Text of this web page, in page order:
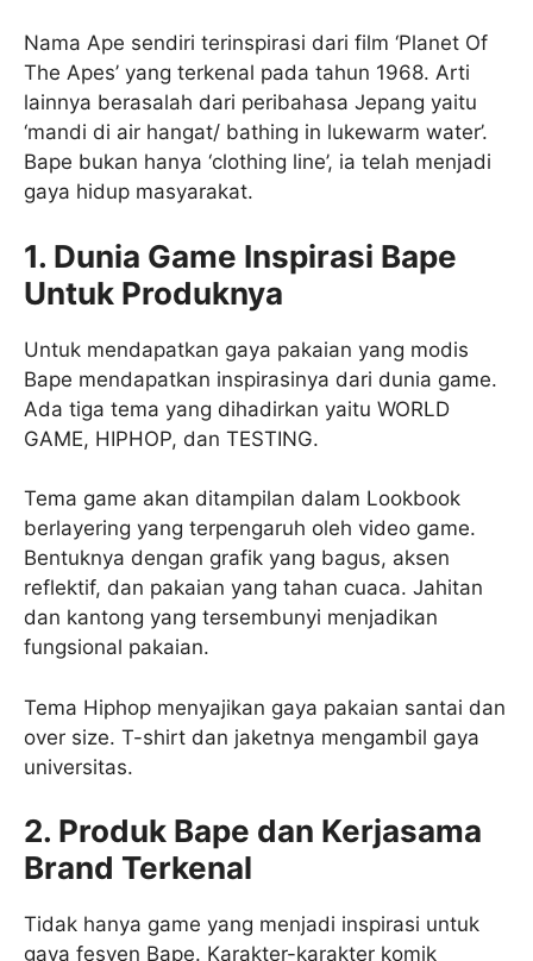
Nama Ape sendiri terinspirasi dari film ‘Planet Of
The Apes’ yang terkenal pada tahun 1968. Arti
lainnya berasalah dari peribahasa Jepang yaitu
‘mandi di air hangat/ bathing in lukewarm water’.
Bape bukan hanya ‘clothing line’, ia telah menjadi
gaya hidup masyarakat.
1. Dunia Game Inspirasi Bape
Untuk Produknya
Untuk mendapatkan gaya pakaian yang modis
Bape mendapatkan inspirasinya dari dunia game.
Ada tiga tema yang dihadirkan yaitu WORLD
GAME, HIPHOP, dan TESTING.
Tema game akan ditampilan dalam Lookbook
berlayering yang terpengaruh oleh video game.
Bentuknya dengan grafik yang bagus, aksen
reflektif, dan pakaian yang tahan cuaca. Jahitan
dan kantong yang tersembunyi menjadikan
fungsional pakaian.
Tema Hiphop menyajikan gaya pakaian santai dan
over size. T-shirt dan jaketnya mengambil gaya
universitas.
2. Produk Bape dan Kerjasama
Brand Terkenal
Tidak hanya game yang menjadi inspirasi untuk
gaya fesyen Bape. Karakter-karakter komik